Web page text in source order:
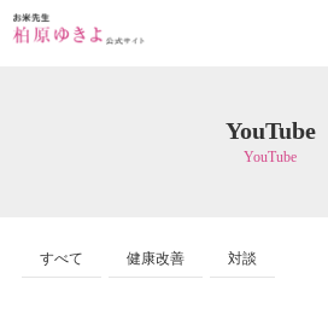
YouTube
YouTube
すべて 健康改善 対談